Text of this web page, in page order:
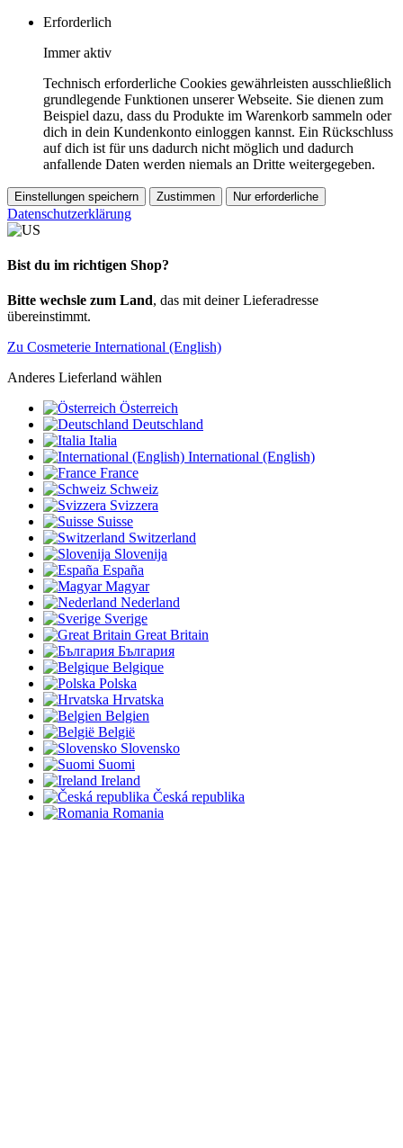
Erforderlich
Immer aktiv
Technisch erforderliche Cookies gewährleisten ausschließlich
grundlegende Funktionen unserer Webseite. Sie dienen zum
Beispiel dazu, dass du Produkte im Warenkorb sammeln oder
dich in dein Kundenkonto einloggen kannst. Ein Rückschluss
auf dich ist für uns dadurch nicht möglich und dadurch
anfallende Daten werden niemals an Dritte weitergegeben.
Einstellungen speichern Zustimmen Nur erforderliche
Datenschutzerklärung
Bist du im richtigen Shop?
Bitte wechsle zum Land, das mit deiner Lieferadresse
übereinstimmt.
Zu Cosmeterie International (English)
Anderes Lieferland wählen
Österreich
Deutschland
Italia
International (English)
France
Schweiz
Svizzera
Suisse
Switzerland
Slovenija
España
Magyar
Nederland
Sverige
Great Britain
България
Belgique
Polska
Hrvatska
Belgien
België
Slovensko
Suomi
Ireland
Česká republika
Romania